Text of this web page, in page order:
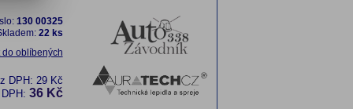
130 00325
22 ks
do oblíbených
DPH: 29 Kč
36 Kč